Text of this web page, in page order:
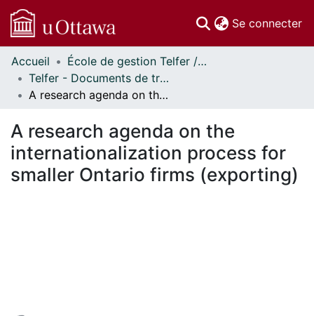
Se connecter
Communautés
et collections
Parcourir
À propos
Accueil
École de gestion Telfer // Telfer School of Management
Telfer - Documents de travail // Telfer - Working Papers
A research agenda on the internationalization process for smaller Ontario firms (exporting)
A research agenda on the
internationalization process for
smaller Ontario firms (exporting)